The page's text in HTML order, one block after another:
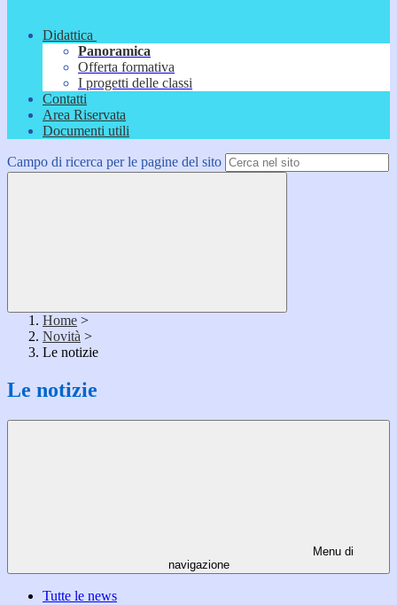
Didattica
Panoramica
Offerta formativa
I progetti delle classi
Contatti
Area Riservata
Documenti utili
Campo di ricerca per le pagine del sito
Home >
Novità >
Le notizie
Le notizie
Menu di
navigazione
Tutte le news